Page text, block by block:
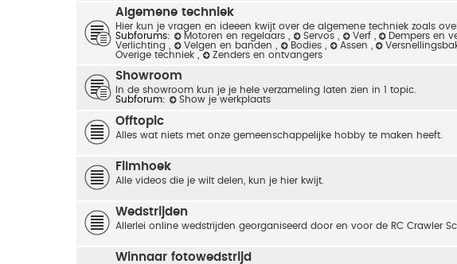
Algemene techniek
Hier kun je vragen en ideeen kwijt over de algemene techniek zoals
Subforums:
Motoren en regelaars Servos Verf Dempers en
Verlichting
Velgen en banden Bodies Assen
Overige techniek
Zenders en ontvangers
Showroom
In de showroom kun je je hele verzameling laten zien in 1 topic.
Subforum:
Show je werkplaats
Offtopic
Alles wat niets met onze gemeenschappelijke hobby te maken heeft.
Filmhoek
Alle videos die je wilt delen, kun je hier kwijt.
Wedstrijden
Allerlei online wedstrijden georganiseerd door en voor de RC Crawler
Winnaar fotowedstrijd